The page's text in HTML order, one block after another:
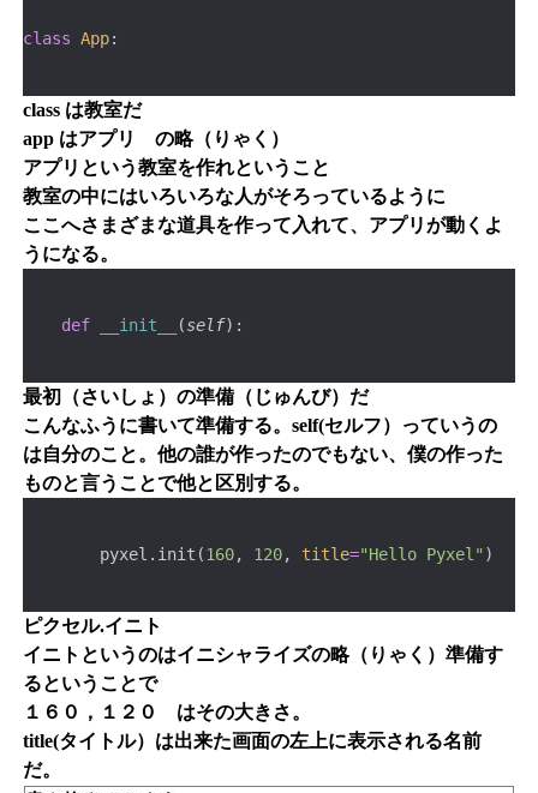
class App:
class は教室だ
app はアプリ の略（りゃく）
アプリという教室を作れということ
教室の中にはいろいろな人がそろっているように
ここへさまざまな道具を作って入れて、アプリが動くよ
うになる。
def __init__ (self):
最初（さいしょ）の準備（じゅんび）だ
こんなふうに書いて準備する。self(セルフ）っていうの
は自分のこと。他の誰が作ったのでもない、僕の作った
ものと言うことで他と区別する。
pyxel.init(160, 120, title="Hello Pyxel" )
ピクセル.イニト
イニトというのはイニシャライズの略（りゃく）準備す
るということで
１６０，１２０ はその大きさ。
title(タイトル）は出来た画面の左上に表示される名前
だ。